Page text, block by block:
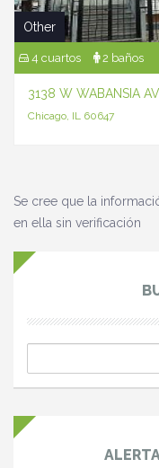
Other
4 cuartos 2 baños
3138 W WABANSIA
Chicago, IL 60647
Se cree que la
en ella sin verificación